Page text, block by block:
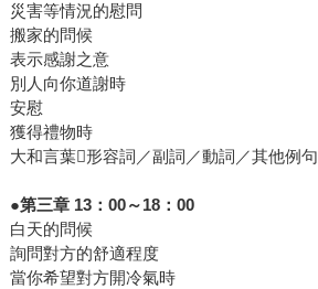
災害等情況的慰問
搬家的問候
表示感謝之意
別人向你道謝時
安慰
獲得禮物時
大和言葉形容詞／副詞／動詞／其他例句
●第三章 13：00～18：00
白天的問候
詢問對方的舒適程度
當你希望對方開冷氣時